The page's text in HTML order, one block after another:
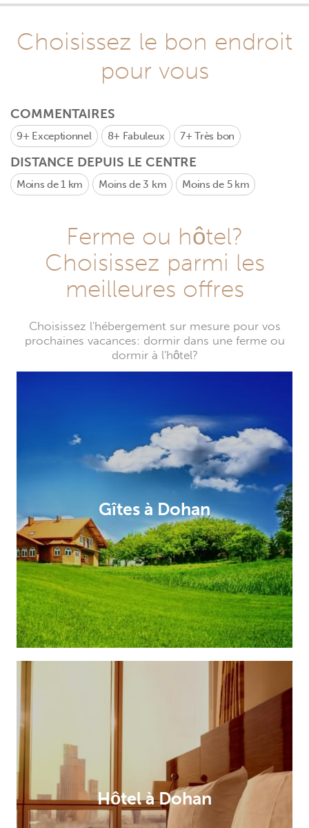
Choisissez le bon endroit
pour vous
COMMENTAIRES
9+ Exceptionnel 8+ Fabuleux 7+Très bon
DISTANCE DEPUIS LE CENTRE
Moins de 1 km Moins de 3 km Moins de 5 km
Ferme ou hôtel?
Choisissez parmi les
meilleures offres
Choisissez l'hébergement sur mesure pour vos
prochaines vacances: dormir dans une ferme ou
dormir à l'hôtel?
Gîtes à Dohan
Hôtel à Dohan